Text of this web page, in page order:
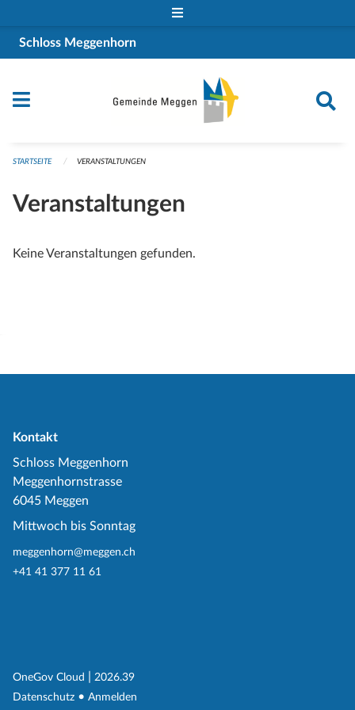
Schloss Meggenhorn
STARTSEITE VERANSTALTUNGEN
Veranstaltungen
Keine Veranstaltungen gefunden.
Kontakt
Schloss Meggenhorn
Meggenhornstrasse
6045 Meggen
Mittwoch bis Sonntag
meggenhorn@meggen.ch
+41 41 377 11 61
OneGov Cloud (External Link)
2026.39
Datenschutz (External Link)
Anmelden